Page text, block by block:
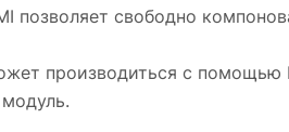
позволяет свободно
производиться с